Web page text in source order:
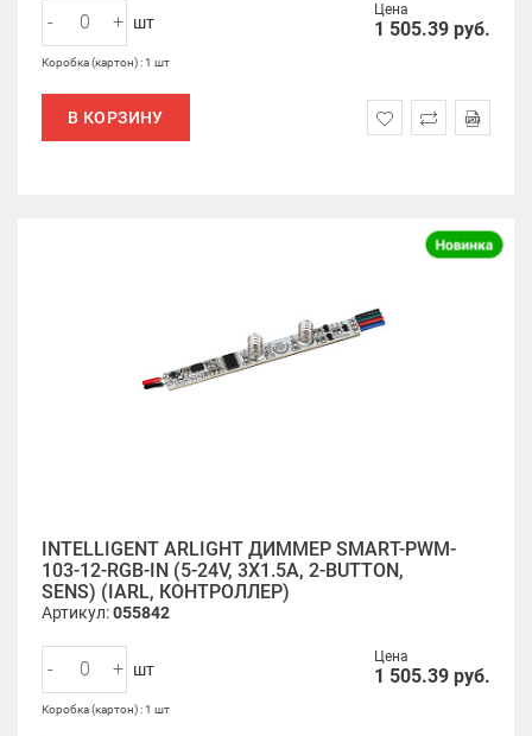
Цена
1 505.39 руб.
- + шт
Коробка (картон) : 1 шт
В КОРЗИНУ
INTELLIGENT ARLIGHT ДИММЕР SMART-PWM-
103-12-RGB-IN (5-24V, 3X1.5A, 2-BUTTON,
SENS) (IARL, КОНТРОЛЛЕР)
Артикул:055842
Цена
1 505.39 руб.
- + шт
Коробка (картон) : 1 шт